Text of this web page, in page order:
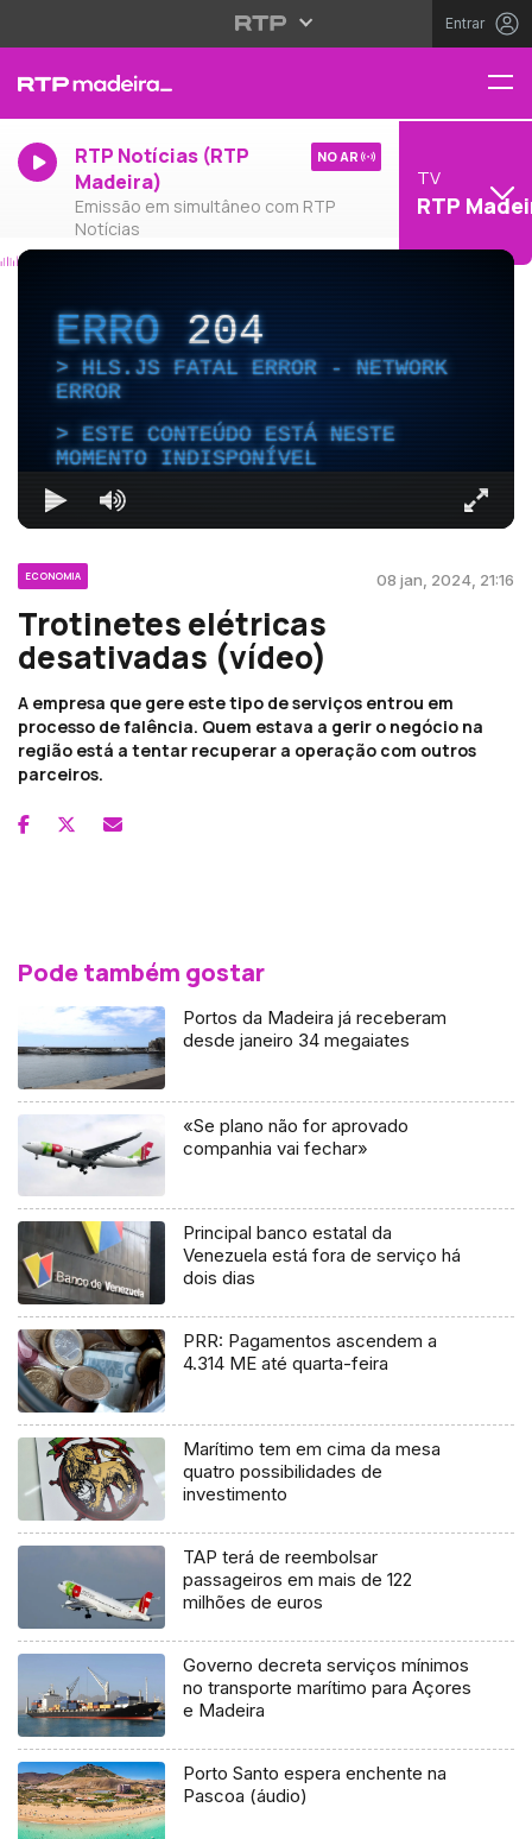
Entrar
RTP Notícias (RTP
Madeira)
Emissão em simultâneo com RTP
Notícias
NO AR
TV
RTP
ERRO204
HLS.JS FATAL ERROR - NETWORK
ERROR
ESTE CONTEÚDO ESTÁ NESTE
MOMENTO INDISPONÍVEL
ECONOMIA 08 jan, 2024, 21:16
Trotinetes elétricas
desativadas (vídeo)
A empresa que gere este tipo de serviços entrou em
processo de falência. Quem estava a gerir o negócio na
região está a tentar recuperar a operação com outros
parceiros.
Pode também gostar
Portos da Madeira já receberam
desde janeiro 34 megaiates
«Se plano não for aprovado
companhia vai fechar»
Principal banco estatal da
Venezuela está fora de serviço há
dois dias
PRR: Pagamentos ascendem a
4.314 ME até quarta-feira
Marítimo tem em cima da mesa
quatro possibilidades de
investimento
TAP terá de reembolsar
passageiros em mais de 122
milhões de euros
Governo decreta serviços mínimos
no transporte marítimo para Açores
e Madeira
Porto Santo espera enchente na
Pascoa (áudio)